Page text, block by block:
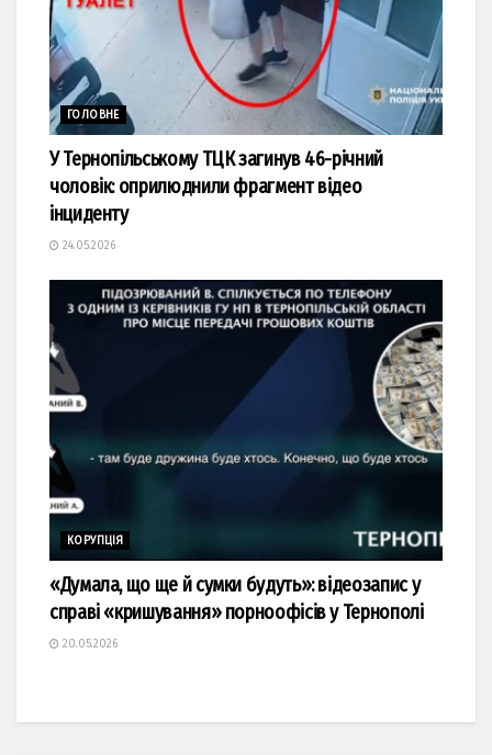
ГОЛОВНЕ
У Тернопільському ТЦК загинув 46-річний
чоловік: оприлюднили фрагмент відео
інциденту
24.05.2026
КОРУПЦІЯ
«Думала, що ще й сумки будуть»: відеозапис у
справі «кришування» порноофісів у Тернополі
20.05.2026